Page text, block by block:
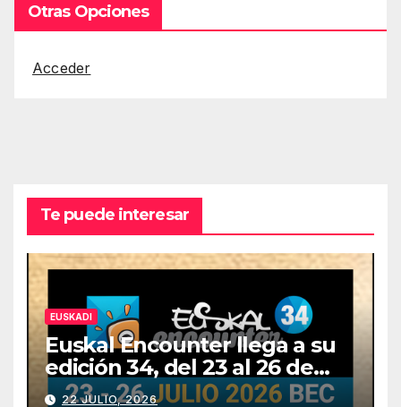
Otras Opciones
Acceder
Te puede interesar
EUSKADI
Euskal Encounter llega a su
edición 34, del 23 al 26 de
julio
22 JULIO, 2026